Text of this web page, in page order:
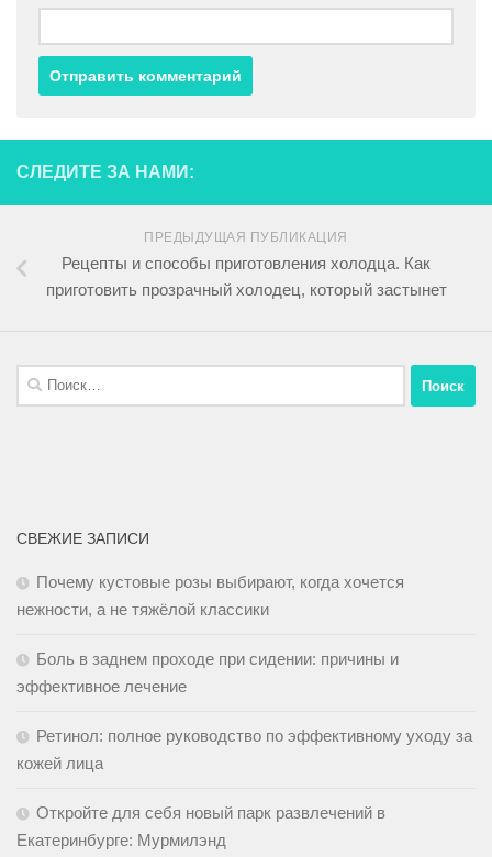
СЛЕДИТЕ ЗА НАМИ:
ПРЕДЫДУЩАЯ ПУБЛИКАЦИЯ
Рецепты и способы приготовления холодца. Как
приготовить прозрачный холодец, который застынет
СВЕЖИЕ ЗАПИСИ
Почему кустовые розы выбирают, когда хочется
нежности, а не тяжёлой классики
Боль в заднем проходе при сидении: причины и
эффективное лечение
Ретинол: полное руководство по эффективному уходу за
кожей лица
Откройте для себя новый парк развлечений в
Екатеринбурге: Мурмилэнд